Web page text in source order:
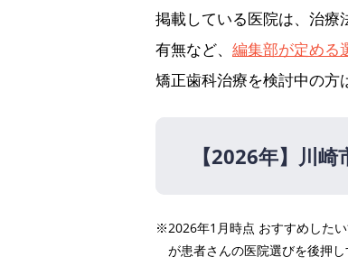
掲載している医院は、治療
有無など、 編集部が定める
矯正歯科治療を検討中の方
【2026年】 川崎
フォレスタ武蔵小
※2026年1月時点 おすすめした
が患者さんの医院選びを後押